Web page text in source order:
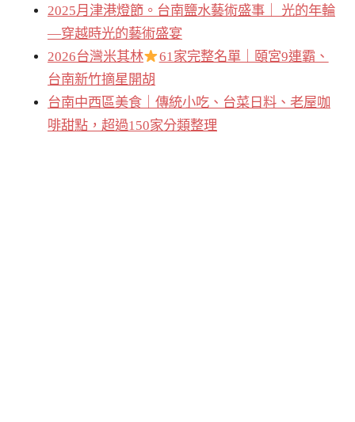
2025月津港燈節。台南鹽水藝術盛事｜ 光的年輪
—穿越時光的藝術盛宴
2026台灣米其林
61家完整名單｜頤宮9連霸、
台南新竹摘星開胡
台南中西區美食｜傳統小吃、台菜日料、老屋咖
啡甜點，超過150家分類整理